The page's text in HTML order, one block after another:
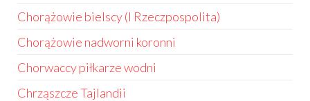
Chorążowie bielscy (I Rzeczpospolita)
Chorążowie nadworni koronni
Chorwaccy piłkarze wodni
Chrząszcze Tajlandii